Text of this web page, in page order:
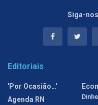
Siga-
Editoriais
'Por Ocasião…'
Agenda RN